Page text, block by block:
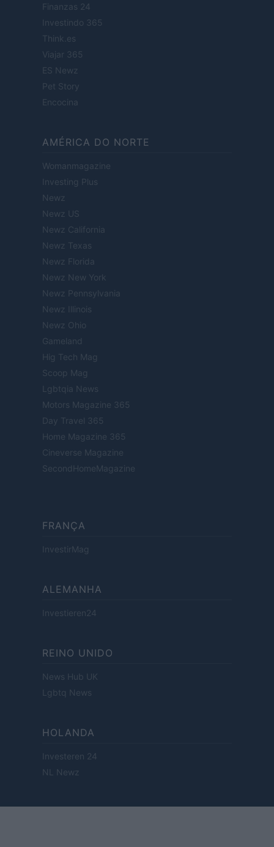
Finanzas 24
Investindo 365
Think.es
Viajar 365
ES Newz
Pet Story
Encocina
AMÉRICA DO NORTE
Womanmagazine
Investing Plus
Newz
Newz US
Newz California
Newz Texas
Newz Florida
Newz New York
Newz Pennsylvania
Newz Illinois
Newz Ohio
Gameland
Hig Tech Mag
Scoop Mag
Lgbtqia News
Motors Magazine 365
Day Travel 365
Home Magazine 365
Cineverse Magazine
SecondHomeMagazine
FRANÇA
InvestirMag
ALEMANHA
Investieren24
REINO UNIDO
News Hub UK
Lgbtq News
HOLANDA
Investeren 24
NL Newz